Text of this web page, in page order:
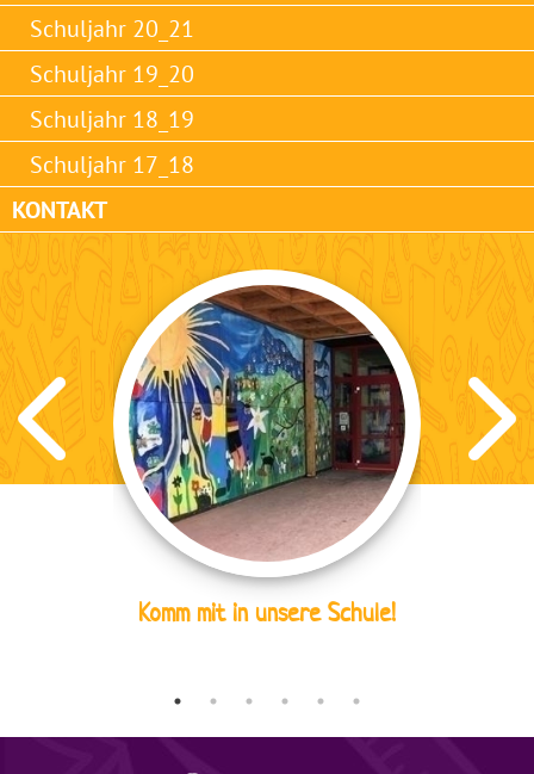
Schuljahr 20_21
Schuljahr 19_20
Schuljahr 18_19
Schuljahr 17_18
KONTAKT
Komm mit in unsere Schule!